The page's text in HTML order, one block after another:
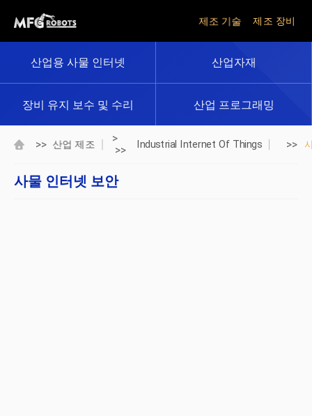
제조 기술 제조 장비
산업용 사물 인터넷 산업자재
장비 유지 보수 및 수리 산업 프로그래밍
>> 산업 제조
>
>>
Industrial Internet Of Things >>
사물 인터넷 보안